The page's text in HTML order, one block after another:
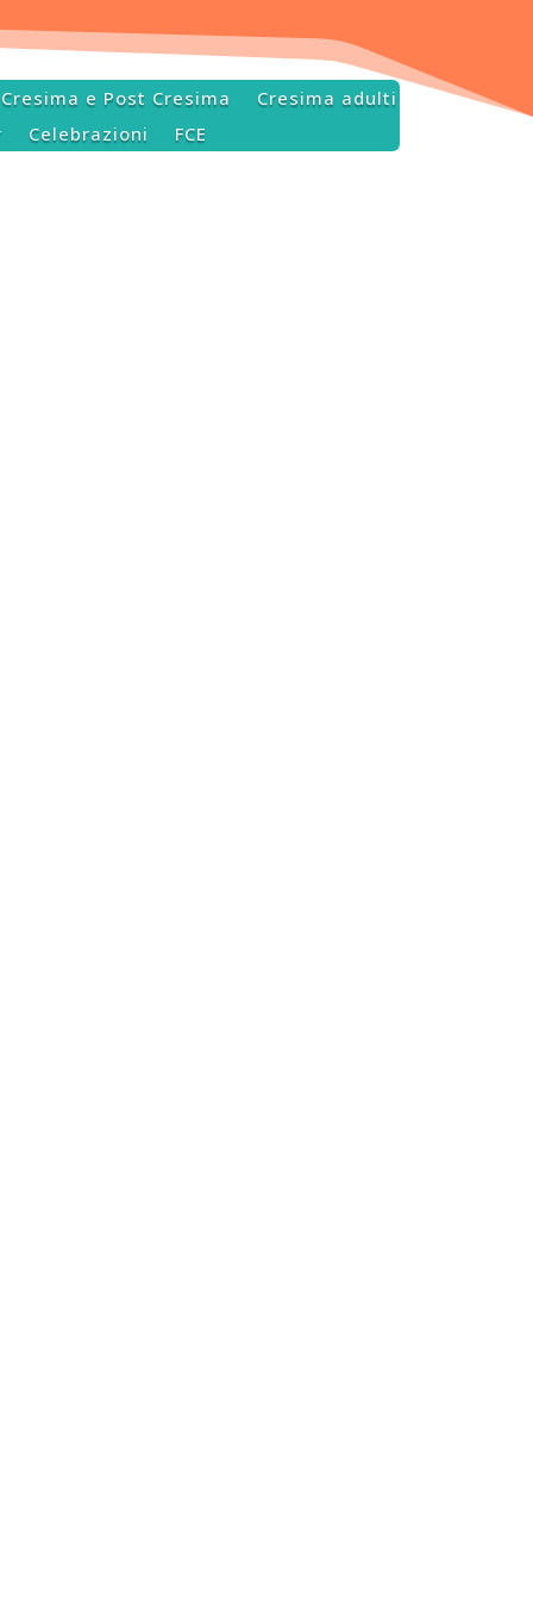
Cresima e Post Cresima
Cresima adulti
Celebrazioni FCE